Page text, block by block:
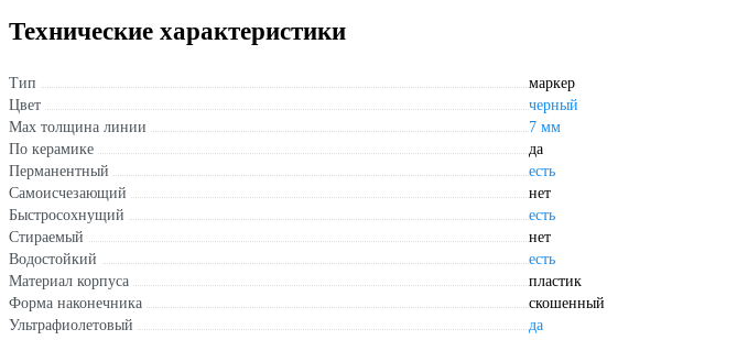
Технические характеристики
Тип
маркер
Цвет
черный
Мах толщина линии
7 мм
По керамике
да
Перманентный
есть
Самоисчезающий
нет
Быстросохнущий
есть
Стираемый
нет
Водостойкий
есть
Материал корпуса
пластик
Форма наконечника
скошенный
Ультрафиолетовый
да